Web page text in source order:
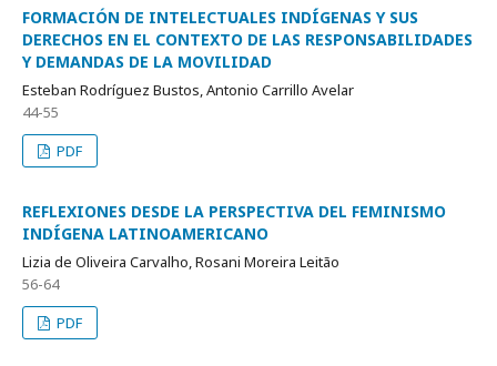
FORMACIÓN DE INTELECTUALES INDÍGENAS Y SUS
DERECHOS EN EL CONTEXTO DE LAS RESPONSABILIDADES
Y DEMANDAS DE LA MOVILIDAD
Esteban Rodríguez Bustos, Antonio Carrillo Avelar
44-55
PDF
REFLEXIONES DESDE LA PERSPECTIVA DEL FEMINISMO
INDÍGENA LATINOAMERICANO
Lizia de Oliveira Carvalho, Rosani Moreira Leitão
56-64
PDF